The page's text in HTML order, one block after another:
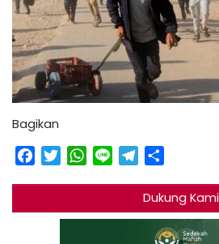
Bagikan
Facebook
TwitterWhatsApp
Line Telegram
Dukung Kami